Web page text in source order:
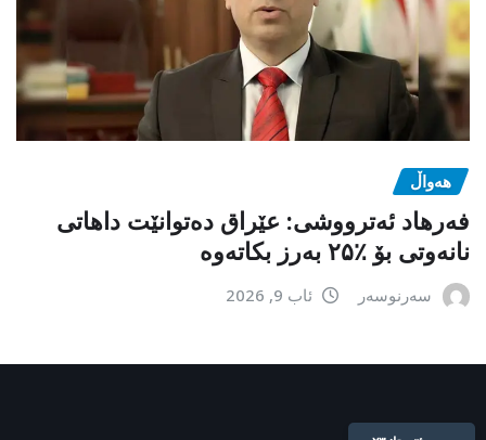
هەواڵ
فەرهاد ئەترووشی: عێراق دەتوانێت داهاتی
نانەوتی بۆ ٪۲۵ بەرز بکاتەوە
سەرنوسەر ئاب 9, 2026